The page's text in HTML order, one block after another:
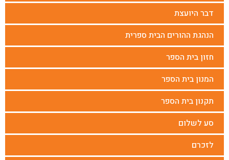
דבר היועצת
הנהגת ההורים הבית ספרית
חזון בית הספר
המנון בית הספר
תקנון בית הספר
סע לשלום
לזכרם